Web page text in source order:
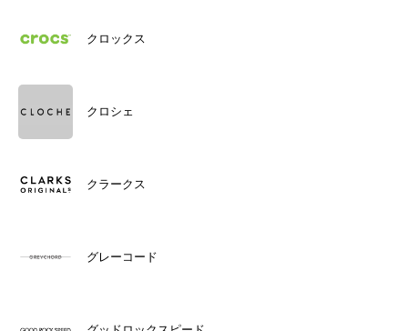
クロックス
クロシェ
クラークス
グレーコード